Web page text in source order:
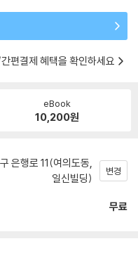
편결제 혜택을 확인하세요
eBook
10,200원
은행로 11(여의도동,
일신빌딩)
변경
무료